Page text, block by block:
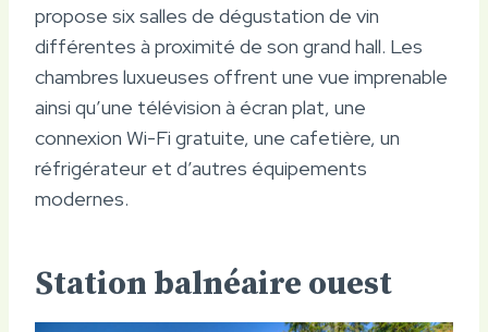
propose six salles de dégustation de vin
différentes à proximité de son grand hall. Les
chambres luxueuses offrent une vue imprenable
ainsi qu’une télévision à écran plat, une
connexion Wi-Fi gratuite, une cafetière, un
réfrigérateur et d’autres équipements
modernes.
Station balnéaire ouest